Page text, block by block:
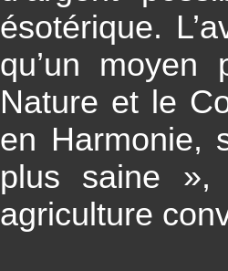
ésotérique.
qu’un
Nature et le
en Harmonie,
plus saine »,
agriculture